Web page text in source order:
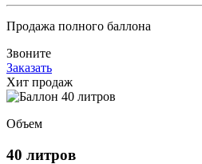
Продажа полного баллона
Звоните
Заказать
Хит продаж
Объем
40 литров